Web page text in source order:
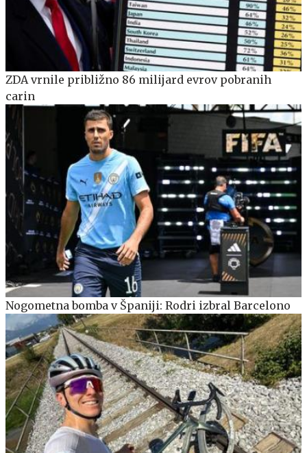
ZDA vrnile približno 86 milijard evrov pobranih
carin
Nogometna bomba v Španiji: Rodri izbral Barcelono